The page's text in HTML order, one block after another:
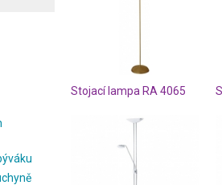
Stojací lampa RA 4065